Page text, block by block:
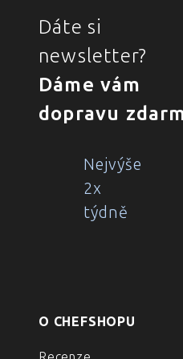
Dáte si
newsletter?
Dáme vám
dopravu
Nejvýše
2x
týdně
O CHEFSHOPU